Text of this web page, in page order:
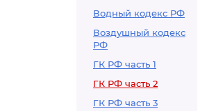
Водный кодекс РФ
Воздушный кодекс
РФ
ГК РФ часть 1
ГК РФ часть 2
ГК РФ часть 3